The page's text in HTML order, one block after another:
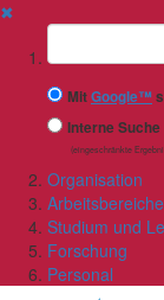
✖
Suchbegriff
MitGoogle™
Interne
(eingeschränkte
Organisation
Arbeitsbereiche
Studium und
Forschung
Personal